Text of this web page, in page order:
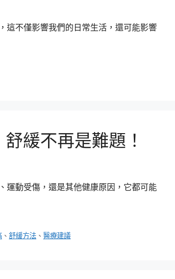
這不僅影響我們的日常生活，還可能影響
緩不再是難題！
運動受傷，還是其他健康原因，它都可能
、舒緩方法 、醫療建議